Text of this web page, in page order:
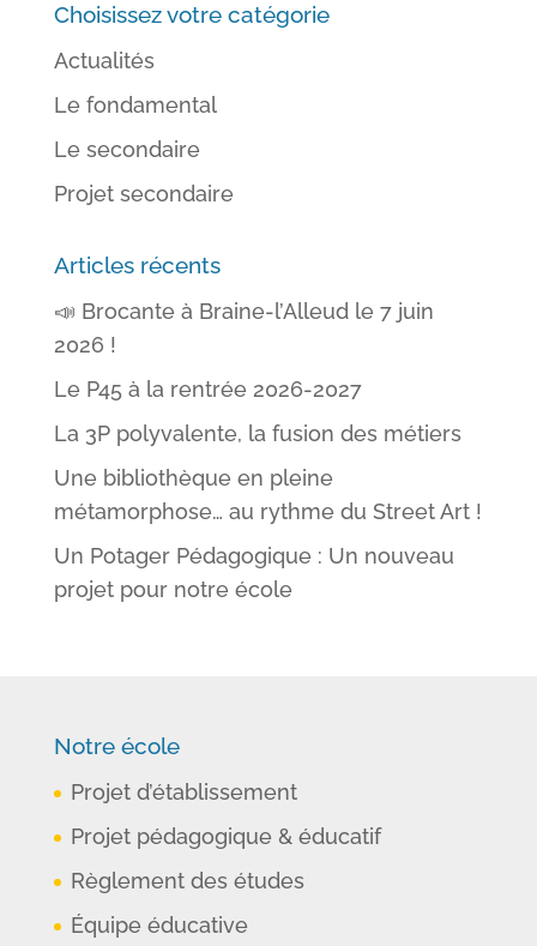
Choisissez votre catégorie
Actualités
Le fondamental
Le secondaire
Projet secondaire
Articles récents
📣 Brocante à Braine-l’Alleud le 7 juin
2026 !
Le P45 à la rentrée 2026-2027
La 3P polyvalente, la fusion des métiers
Une bibliothèque en pleine
métamorphose… au rythme du Street Art !
Un Potager Pédagogique : Un nouveau
projet pour notre école
Notre école
Projet d’établissement
Projet pédagogique & éducatif
Règlement des études
Équipe éducative